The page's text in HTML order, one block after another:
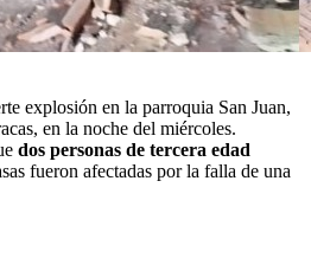
explosión en la parroquia San Juan,
en la noche del miércoles.
dos personas de tercera edad
fueron afectadas por la falla de una